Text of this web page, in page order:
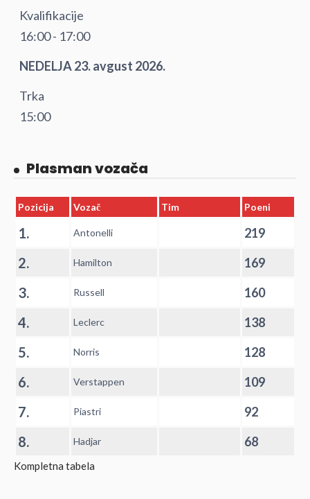
Kvalifikacije
16:00 - 17:00
NEDELJA 23. avgust 2026.
Trka
15:00
Plasman vozača
Pozicija Vozač Tim Poeni
1. Antonelli 219
2. Hamilton 169
3. Russell 160
4. Leclerc 138
5. Norris 128
6. Verstappen 109
7. Piastri 92
8. Hadjar 68
Kompletna tabela